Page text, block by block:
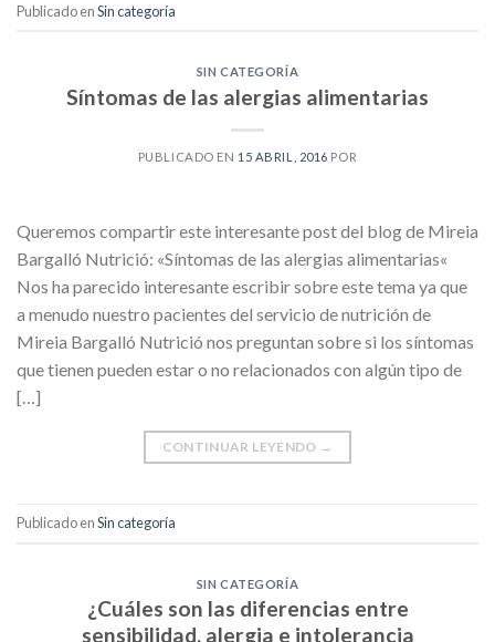
Publicado enSin categoría
SIN CATEGORÍA
Síntomas de las alergias alimentarias
PUBLICADO EN 15 ABRIL, 2016 POR
Queremos compartir este interesante post del blog de Mireia
Bargalló Nutrició: «Síntomas de las alergias alimentarias«
Nos ha parecido interesante escribir sobre este tema ya que
a menudo nuestro pacientes del servicio de nutrición de
Mireia Bargalló Nutrició nos preguntan sobre si los síntomas
que tienen pueden estar o no relacionados con algún tipo de
[…]
CONTINUAR LEYENDO →
Publicado enSin categoría
SIN CATEGORÍA
¿Cuáles son las diferencias entre
sensibilidad, alergia e intolerancia